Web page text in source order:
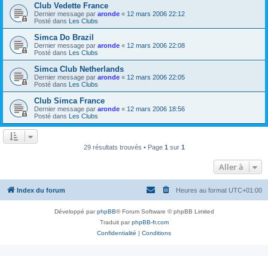
Club Vedette France
Dernier message par aronde « 12 mars 2006 22:12
Posté dans Les Clubs
Simca Do Brazil
Dernier message par aronde « 12 mars 2006 22:08
Posté dans Les Clubs
Simca Club Netherlands
Dernier message par aronde « 12 mars 2006 22:05
Posté dans Les Clubs
Club Simca France
Dernier message par aronde « 12 mars 2006 18:56
Posté dans Les Clubs
29 résultats trouvés • Page 1 sur 1
Aller à
Index du forum Heures au format UTC+01:00
Développé parphpBB® Forum Software © phpBB Limited
Traduit parphpBB-fr.com
Confidentialité | Conditions